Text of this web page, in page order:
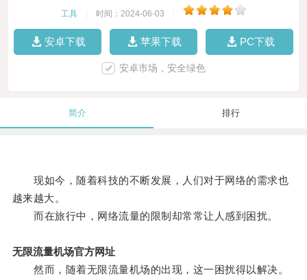
工具 时间：2024-06-03
安卓下载 苹果下载 PC下载
安卓市场，安全绿色
简介 排行
现如今，随着科技的不断发展，人们对于网络的需求也
越来越大。
而在旅行中，网络流量的限制却常常让人感到困扰。
无限流量机场官方网址
然而，随着无限流量机场的出现，这一困扰得以解决。